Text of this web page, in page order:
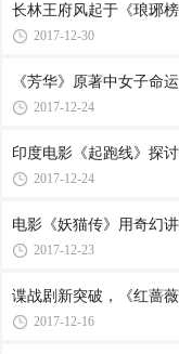
长林王府风起于《琅琊
2017-12-30
《芳华》原著中女子命
2017-12-24
印度电影《起跑线》探
2017-12-24
电影《妖猫传》用奇幻
2017-12-23
谍战剧新突破，《红蔷
2017-12-16